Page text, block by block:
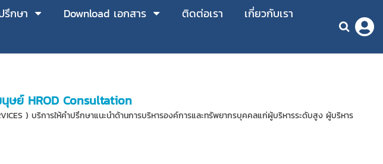
รึกษา Download เอกสาร ติดต่อเรา
เกี่ยวกับเรา
ษย์ HROD Consultation
) บริการให้คำปรึกษาแนะนำด้านการบริหารองค์การและทรัพยากรบุคคลแก่ผู้บริหารระดับสูง ผู้บริหาร